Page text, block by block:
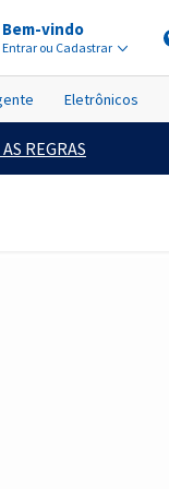
Bem-vindo
Entrar ou Cadastrar
Eletrônicos
REGRAS